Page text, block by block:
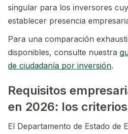
singular para los inversores
establecer presencia
Para una comparación
disponibles, consulte nuestra
de ciudadanía por inversión.
Requisitos
en 2026: los
El Departamento de Estado de